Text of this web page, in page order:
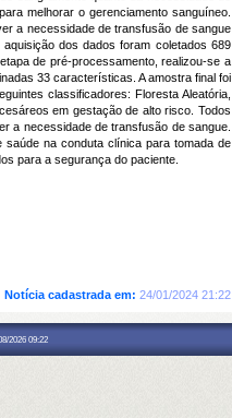
melhorar o gerenciamento sanguíneo.
a necessidade de transfusão de sangue
dos dados foram coletados 689
de pré-processamento, realizou-se a
33 características. A amostra final foi
classificadores: Floresta Aleatória,
em gestação de alto risco. Todos
a necessidade de transfusão de sangue.
na conduta clínica para tomada de
para a segurança do paciente.
Notícia cadastrada em: 24/01/2024 21:22
2026 09:22